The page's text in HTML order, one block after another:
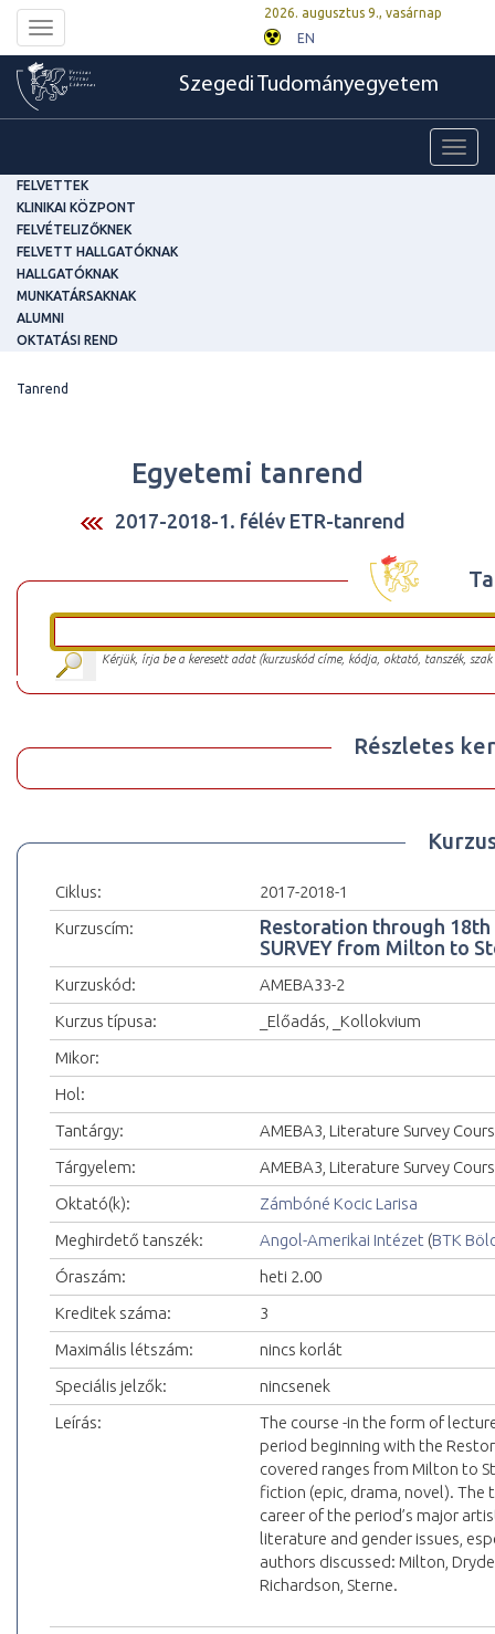
Toggle
navigation
2026. augusztus 9., vasárnap
EN
Szegedi Tudományegyetem
FELVETTEK
KLINIKAI KÖZPONT
FELVÉTELIZŐKNEK
FELVETT HALLGATÓKNAK
HALLGATÓKNAK
MUNKATÁRSAKNAK
ALUMNI
OKTATÁSI REND
Tanrend
Egyetemi tanrend
2017-2018-1. félév ETR-tanrend
Kérjük, írja be a keresett adat (kurzuskód címe, kódja, oktató, tanszék,
Részletes
Ciklus:
2017-2018-1
Kurzuscím:
Restoration through
SURVEY from Milton to
Kurzuskód:
AMEBA33-2
Kurzus típusa:
_Előadás, _Kollokvium
Mikor:
Hol:
Tantárgy:
AMEBA3, Literature Survey
Tárgyelem:
AMEBA3, Literature Survey
Oktató(k):
Zámbóné Kocic Larisa
Meghirdető tanszék:
Angol-Amerikai Intézet (BTK
Óraszám:
heti 2.00
Kreditek száma:
3
Maximális létszám:
nincs korlát
Speciális jelzők:
nincsenek
Leírás:
The course -in the form of
period beginning with the
covered ranges from Milton to
fiction (epic, drama, novel).
career of the period’s major
literature and gender issues,
authors discussed: Milton,
Richardson, Sterne.